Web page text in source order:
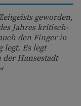
geworden,
Jahres kritisch-
den Finger in
legt. Es legt
der Hansestadt